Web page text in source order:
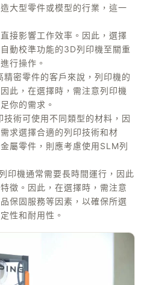
大型零件或模型的行業，這一
接影響工作效率。因此，選擇
動校準功能的3D列印機至關重
行操作。
精密零件的客戶來說，列印機的
此，在選擇時，需注意列印機
你的需求。
技術可使用不同類型的材料，因
求選擇合適的列印技術和材
屬零件，則應考慮使用SLM列
印機通常需要長時間運行，因此
徵。因此，在選擇時，需注意
保固服務等因素，以確保所選
性和耐用性。